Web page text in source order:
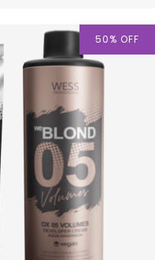
50% OFF